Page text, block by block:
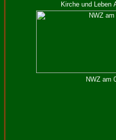
Kirche und Leben
NWZ am